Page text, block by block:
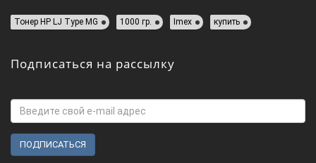
Тонер HP LJ Type MG 1000 гр. Imex купить
Подписаться на рассылку